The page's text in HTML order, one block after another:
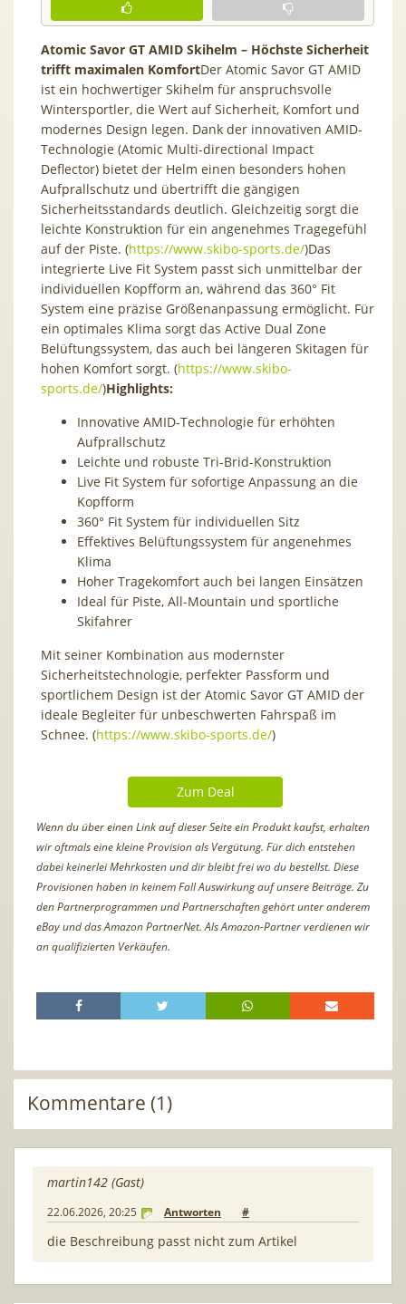
Atomic Savor GT AMID Skihelm – Höchste Sicherheit
trifft maximalen KomfortDer Atomic Savor GT AMID
ist ein hochwertiger Skihelm für anspruchsvolle
Wintersportler, die Wert auf Sicherheit, Komfort und
modernes Design legen. Dank der innovativen AMID-
Technologie (Atomic Multi-directional Impact
Deflector) bietet der Helm einen besonders hohen
Aufprallschutz und übertrifft die gängigen
Sicherheitsstandards deutlich. Gleichzeitig sorgt die
leichte Konstruktion für ein angenehmes Tragegefühl
auf der Piste. (https://www.skibo-sports.de/)Das
integrierte Live Fit System passt sich unmittelbar der
individuellen Kopfform an, während das 360° Fit
System eine präzise Größenanpassung ermöglicht. Für
ein optimales Klima sorgt das Active Dual Zone
Belüftungssystem, das auch bei längeren Skitagen für
hohen Komfort sorgt. (https://www.skibo-
sports.de/)Highlights:
Innovative AMID-Technologie für erhöhten
Aufprallschutz
Leichte und robuste Tri-Brid-Konstruktion
Live Fit System für sofortige Anpassung an die
Kopfform
360° Fit System für individuellen Sitz
Effektives Belüftungssystem für angenehmes
Klima
Hoher Tragekomfort auch bei langen Einsätzen
Ideal für Piste, All-Mountain und sportliche
Skifahrer
Mit seiner Kombination aus modernster
Sicherheitstechnologie, perfekter Passform und
sportlichem Design ist der Atomic Savor GT AMID der
ideale Begleiter für unbeschwerten Fahrspaß im
Schnee. (https://www.skibo-sports.de/)
Zum Deal
Wenn du über einen Link auf dieser Seite ein Produkt kaufst, erhalten
wir oftmals eine kleine Provision als Vergütung. Für dich entstehen
dabei keinerlei Mehrkosten und dir bleibt frei wo du bestellst. Diese
Provisionen haben in keinem Fall Auswirkung auf unsere Beiträge. Zu
den Partnerprogrammen und Partnerschaften gehört unter anderem
eBay und das Amazon PartnerNet. Als Amazon-Partner verdienen wir
an qualifizierten Verkäufen.
Kommentare (1)
martin142 (Gast)
22.06.2026, 20:25 Antworten #
die Beschreibung passt nicht zum Artikel